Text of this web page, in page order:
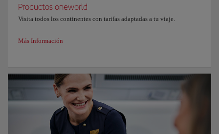
Productos oneworld
Visita todos los continentes con tarifas adaptadas a tu viaje.
Más Información